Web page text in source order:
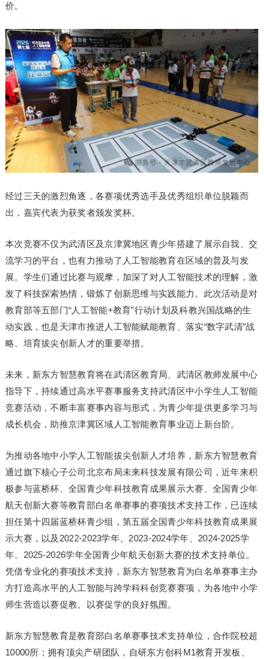
价。
经过三天的激烈角逐，各赛项优秀选手及优秀组织单位脱颖而
出，嘉宾代表为获奖者颁发奖杯。
本次竞赛不仅为武清区及京津冀地区青少年搭建了展示自我、交
流学习的平台，也有力推动了人工智能教育在区域的普及与发
展。学生们通过比赛与观摩，加深了对人工智能技术的理解，激
发了科技探索热情，锻炼了创新思维与实践能力。此次活动是对
教育部等五部门“人工智能+教育”行动计划及科教兴国战略的生
动实践，也是天津市推进人工智能赋能教育、落实“数字武清”战
略、培育拔尖创新人才的重要举措。
未来，新东方智慧教育将在武清区教育局、武清区教师发展中心
指导下，持续通过高水平赛事服务支持武清区中小学生人工智能
竞赛活动，不断丰富赛事内容与形式，为青少年提供更多学习与
成长机会，助推京津冀区域人工智能教育事业迈上新台阶。
为推动各地中小学人工智能拔尖创新人才培养，新东方智慧教育
通过旗下核心子公司北京布局未来科技发展有限公司，近年来积
极参与蓝桥杯、全国青少年科技教育成果展示大赛、全国青少年
航天创新大赛等教育部白名单赛事的赛项技术支持工作，已连续
担任第十四届蓝桥杯青少组，第五届全国青少年科技教育成果展
示大赛，以及2022-2023学年、2023-2024学年、2024-2025学
年、2025-2026学年全国青少年航天创新大赛的技术支持单位。
凭借专业化的赛项技术支持，新东方智慧教育为白名单赛事主办
方打造高水平的人工智能与跨学科科创竞赛赛项，为各地中小学
师生营造以赛促教、以赛促学的良好氛围。
新东方智慧教育是教育部白名单赛事技术支持单位，合作院校超
10000所；拥有顶尖产研团队，自研东方创科M1教育开发板、